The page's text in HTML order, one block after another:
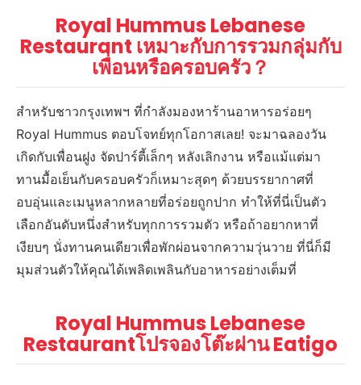
Royal Hummus Lebanese
Restaurant เหมาะกับการรวมกลุ่มกับ
เพื่อนหรือครอบครัว？
สำหรับชาวกรุงเทพฯ ที่กำลังมองหาร้านอาหารอร่อยๆ
Royal Hummus ตอบโจทย์ทุกโอกาสเลย! จะมาฉลองวัน
เกิดกับเพื่อนฝูง จัดปาร์ตี้เล็กๆ หลังเลิกงาน หรือแม้แต่มา
ทานมื้อเย็นกับครอบครัวก็เหมาะสุดๆ ด้วยบรรยากาศที่
อบอุ่นและเมนูหลากหลายที่อร่อยถูกปาก ทำให้ที่นี่เป็นตัว
เลือกอันดับหนึ่งสำหรับทุกการรวมตัว หรือถ้าอยากหาที่
เงียบๆ นั่งทานคนเดียวเพื่อพักผ่อนจากความวุ่นวาย ที่นี่ก็มี
มุมส่วนตัวให้คุณได้เพลิดเพลินกับอาหารอย่างเต็มที่
Royal Hummus Lebanese
Restaurantโปรจองโต๊ะผ่าน Eatigo